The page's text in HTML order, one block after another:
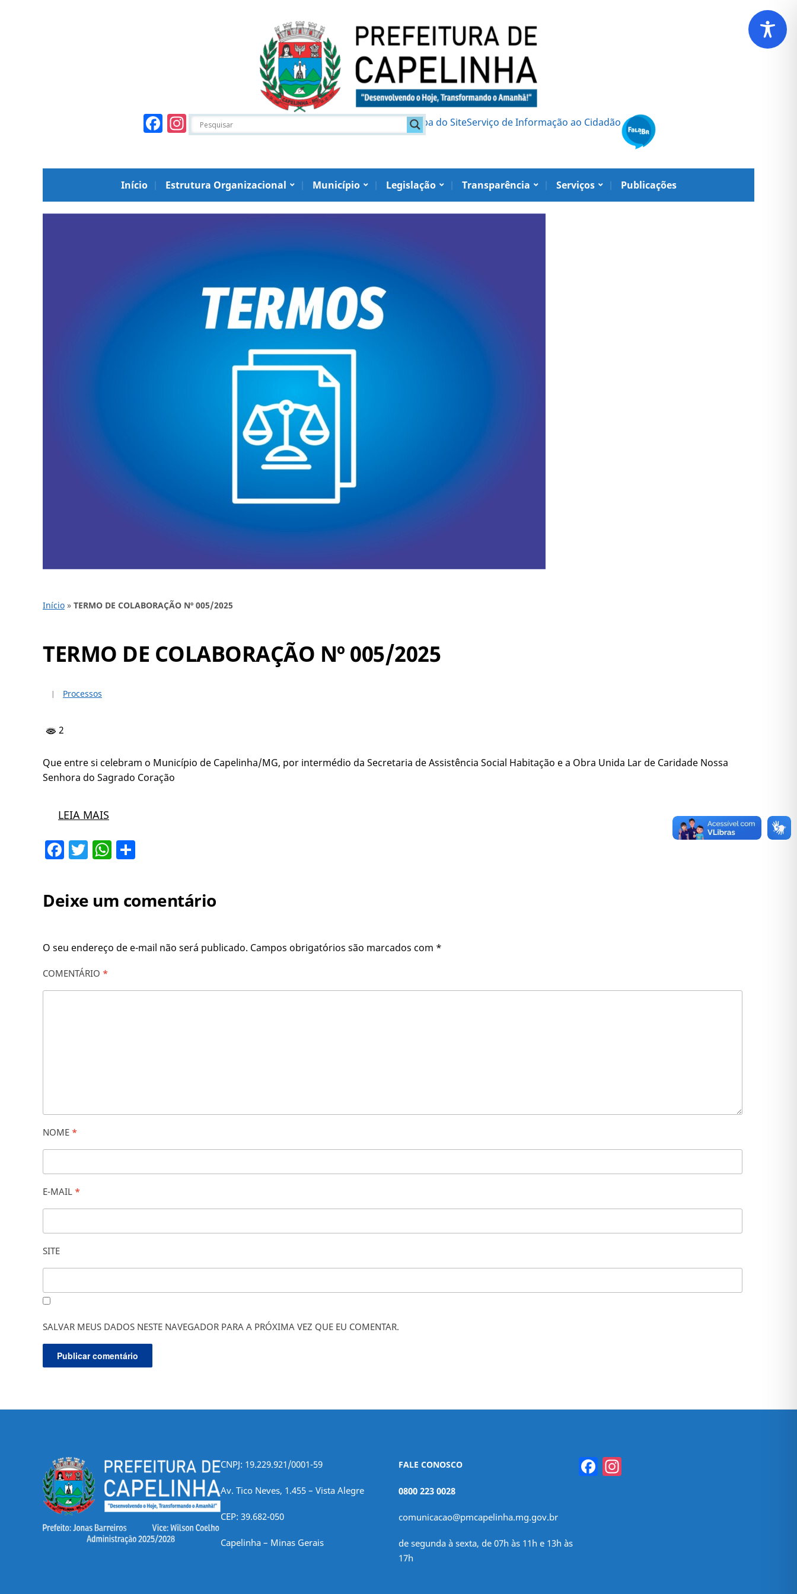
Facebook
Instagram Mapa do SiteServiço de Informação ao Cidadão
Início Estrutura Organizacional Município Legislação Transparência Serviços Publicações
Início » TERMO DE COLABORAÇÃO Nº 005/2025
TERMO DE COLABORAÇÃO Nº 005/2025
Processos
2
Que entre si celebram o Município de Capelinha/MG, por intermédio da Secretaria de Assistência Social Habitação e a Obra Unida Lar de Caridade Nossa
Senhora do Sagrado Coração
LEIA MAIS
Facebook
TwitterWhatsApp
Deixe um comentário
O seu endereço de e-mail não será publicado. Campos obrigatórios são marcados com *
COMENTÁRIO *
NOME *
E-MAIL *
SITE
SALVAR MEUS DADOS NESTE NAVEGADOR PARA A PRÓXIMA VEZ QUE EU COMENTAR.
CNPJ: 19.229.921/0001-59
Av. Tico Neves, 1.455 – Vista Alegre
CEP: 39.682-050
Capelinha – Minas Gerais
FALE CONOSCO
0800 223 0028
comunicacao@pmcapelinha.mg.gov.br
de segunda à sexta, de 07h às 11h e 13h às
17h
Facebook